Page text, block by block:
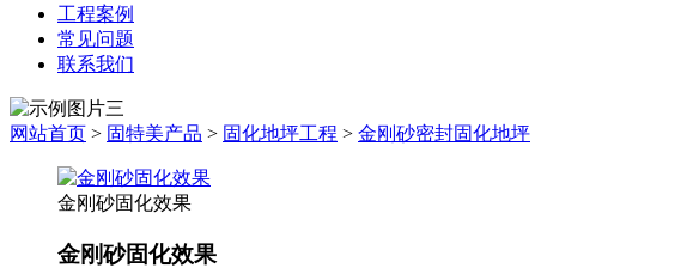
工程案例
常见问题
联系我们
网站首页 > 固特美产品 > 固化地坪工程 > 金刚砂密封固化地坪
金刚砂固化效果
金刚砂固化效果